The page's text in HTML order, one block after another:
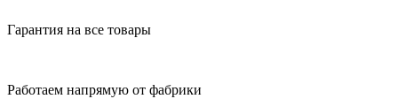
Гарантия на все товары
Работаем напрямую от фабрики